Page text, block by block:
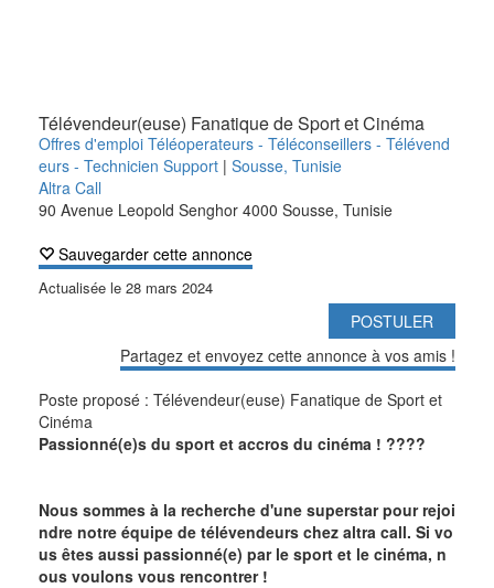
Télévendeur(euse) Fanatique de Sport et Cinéma
Offres d'emploi Téléoperateurs - Téléconseillers - Télévend
eurs - Technicien Support | Sousse, Tunisie
Altra Call
90 Avenue Leopold Senghor 4000 Sousse, Tunisie
Sauvegarder cette annonce
Actualisée le 28 mars 2024
POSTULER
Partagez et envoyez cette annonce à vos amis !
Poste proposé : Télévendeur(euse) Fanatique de Sport et
Cinéma
Passionné(e)s du sport et accros du cinéma ! ????
Nous sommes à la recherche d'une superstar pour rejoi
ndre notre équipe de télévendeurs chez altra call. Si vo
us êtes aussi passionné(e) par le sport et le cinéma, n
ous voulons vous rencontrer !